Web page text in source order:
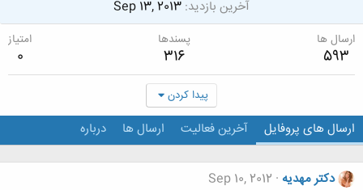
آخرین بازدید Sep 13, 2013
ارسال ها
593
پسندها
316
امتیاز
0
پیدا کردن
ارسال های پروفایل آخرین فعالیت ارسال ها درباره
دکتر مهدیه Sep 10, 2012